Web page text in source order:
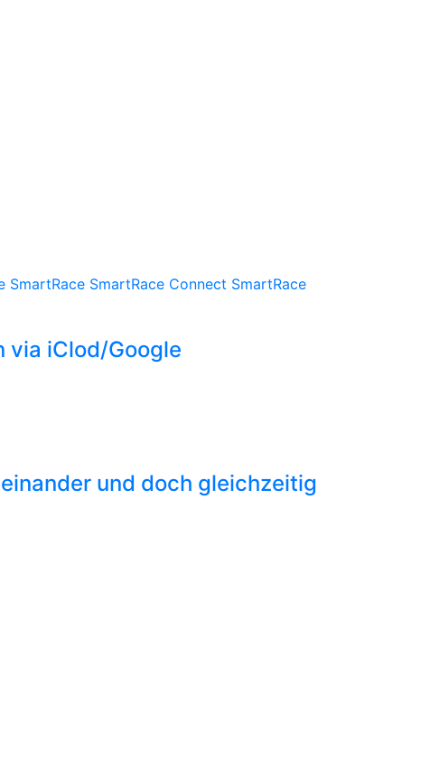
SmartRace SmartRace Connect SmartRace
via iClod/Google
und doch gleichzeitig